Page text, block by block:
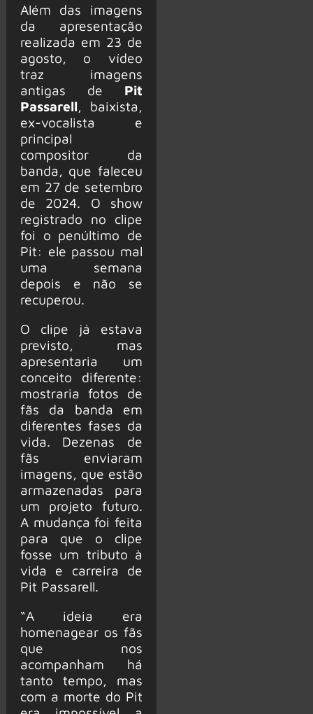
Além das imagens
da apresentação
realizada em 23 de
agosto, o vídeo
traz imagens
antigas de Pit
Passarell , baixista,
ex-vocalista e
principal
compositor da
banda, que faleceu
em 27 de setembro
de 2024. O show
registrado no clipe
foi o penúltimo de
Pit: ele passou mal
uma semana
depois e não se
recuperou.
O clipe já estava
previsto, mas
apresentaria um
conceito diferente:
mostraria fotos de
fãs da banda em
diferentes fases da
vida. Dezenas de
fãs enviaram
imagens, que estão
armazenadas para
um projeto futuro.
A mudança foi feita
para que o clipe
fosse um tributo à
vida e carreira de
Pit Passarell.
“A ideia era
homenagear os fãs
que nos
acompanham há
tanto tempo, mas
com a morte do Pit